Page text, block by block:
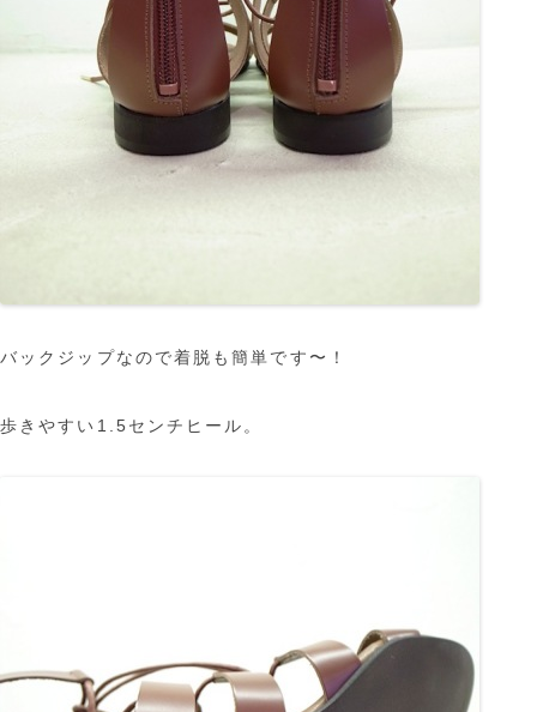
バックジップなので着脱も簡単です〜！
歩きやすい1.5センチヒール。